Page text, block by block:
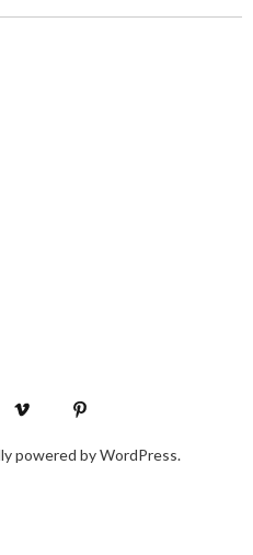
powered byWordPress.